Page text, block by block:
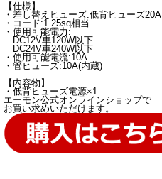
【仕様】
・差し替えヒューズ:低背ヒューズ20A
・コード:1.25sq相当
・使用可能電力:
DC12V車120W以下
DC24V車240W以下
・使用可能電流:10A
・管ヒューズ:10A(内蔵)
【内容物】
・低背ヒューズ電源×1
エーモン公式オンラインショップで
お買い求めいただけます。